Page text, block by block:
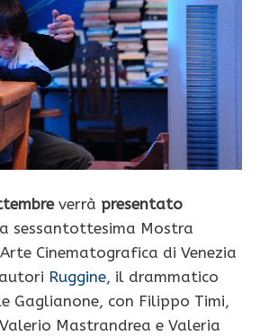
verrà presentato
sessantottesima Mostra
Cinematografica di Venezia
Ruggine, il drammatico
Gaglianone, con Filippo Timi,
Mastrandrea e Valeria